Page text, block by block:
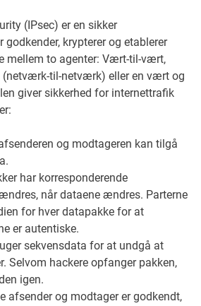
(IPsec) er en sikker
krypterer og etablerer
mellem to agenter: Vært-til-vært,
(netværk-til-netværk) eller en vært og
giver sikkerhed for internettrafik
og modtageren kan tilgå
har korresponderende
når dataene ændres. Parterne
for hver datapakke for at
er autentiske.
sekvensdata for at undgå at
Selvom hackere opfanger pakken,
igen.
afsender og modtager er godkendt,